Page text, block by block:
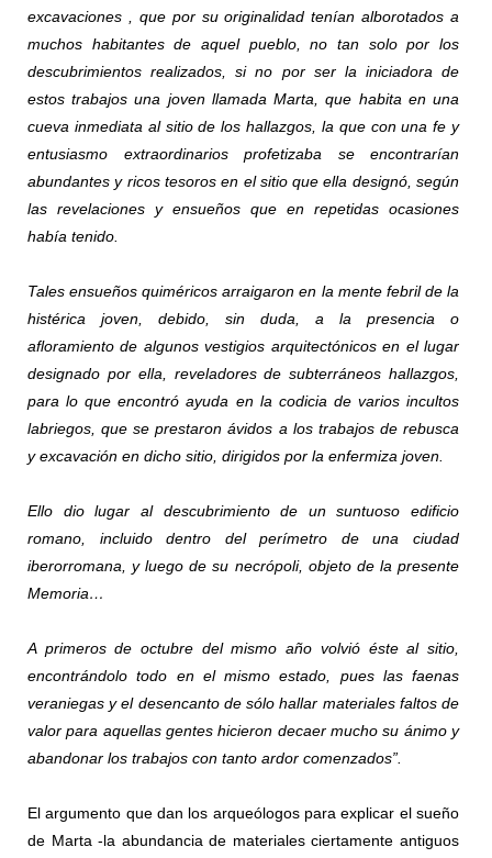
excavaciones , que por su originalidad tenían alborotados a
muchos habitantes de aquel pueblo, no tan solo por los
descubrimientos realizados, si no por ser la iniciadora de
estos trabajos una joven llamada Marta, que habita en una
cueva inmediata al sitio de los hallazgos, la que con una fe y
entusiasmo extraordinarios profetizaba se encontrarían
abundantes y ricos tesoros en el sitio que ella designó, según
las revelaciones y ensueños que en repetidas ocasiones
había tenido.
Tales ensueños quiméricos arraigaron en la mente febril de la
histérica joven, debido, sin duda, a la presencia o
afloramiento de algunos vestigios arquitectónicos en el lugar
designado por ella, reveladores de subterráneos hallazgos,
para lo que encontró ayuda en la codicia de varios incultos
labriegos, que se prestaron ávidos a los trabajos de rebusca
y excavación en dicho sitio, dirigidos por la enfermiza joven.
Ello dio lugar al descubrimiento de un suntuoso edificio
romano, incluido dentro del perímetro de una ciudad
iberorromana, y luego de su necrópoli, objeto de la presente
Memoria…
A primeros de octubre del mismo año volvió éste al sitio,
encontrándolo todo en el mismo estado, pues las faenas
veraniegas y el desencanto de sólo hallar materiales faltos de
valor para aquellas gentes hicieron decaer mucho su ánimo y
abandonar los trabajos con tanto ardor comenzados”.
El argumento que dan los arqueólogos para explicar el sueño
de Marta -la abundancia de materiales ciertamente antiguos